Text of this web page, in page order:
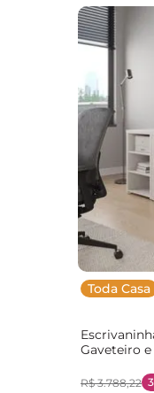
Toda Casa
Gaveteiro e
Branco
R$ 3.788,22